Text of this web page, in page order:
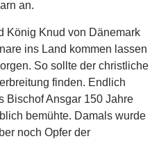
an.
König Knud von Dänemark
ins Land kommen lassen
So sollte der christliche
finden. Endlich
Bischof Ansgar 150 Jahre
bemühte. Damals wurde
noch Opfer der